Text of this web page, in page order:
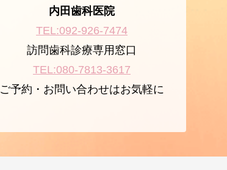
内田歯科医院
TEL:092-926-7474
訪問歯科診療専用窓口
TEL:080-7813-3617
ご予約・お問い合わせはお気軽に